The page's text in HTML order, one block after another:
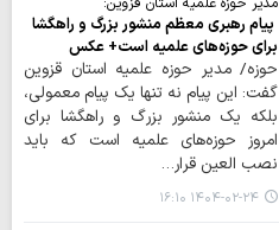
پیام رهبری معظم منشور بزرگ و راهگشا
برای حوزه‌های علمیه است+ عکس
حوزه/ مدیر حوزه علمیه استان قزوین
گفت: این پیام نه تنها یک پیام معمولی،
بلکه یک منشور بزرگ و راهگشا برای
امروز حوزه‌های علمیه است که باید
نصب العین قرار…
۱۴۰۴-۰۲-۲۴ ۱۶:۱۰